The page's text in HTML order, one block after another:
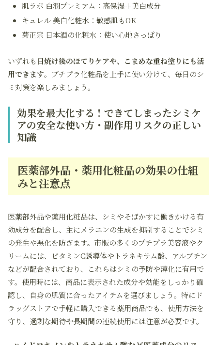
肌ラボ 白潤プレミアム：高保湿＋美白成分
キュレル 美白化粧水：敏感肌もOK
菊正宗 日本酒の化粧水：使い心地さっぱり
いずれも 日焼け後のほてりケアや、こまめな重ね塗りにも活
用できます。プチプラ化粧品を上手に使い分けて、毎日のシ
ミ対策を楽しみましょう。
効果を最大化する！できてしまったシミケ
アの安全な使い方・副作用リスクの正しい
知識
医薬部外品・薬用化粧品の効果の仕組
みと注意点
医薬部外品や薬用化粧品は、シミやそばかすに働きかける有
効成分を配合し、主にメラニンの生成を抑制することでシミ
の発生や悪化を防ぎます。市販の多くのプチプラ美容液やク
リームには、ビタミンC誘導体やトラネキサム酸、アルブチン
などが配合されており、これらはシミの予防や薄化に有用で
す。使用時には、商品に表示された成分や効能をしっかり確
認し、自身の肌質に合ったアイテムを選びましょう。特にド
ラッグストアで手軽に購入できる薬用商品でも、使用方法を
守り、過剰な期待や長期間の連続使用には注意が必要です。